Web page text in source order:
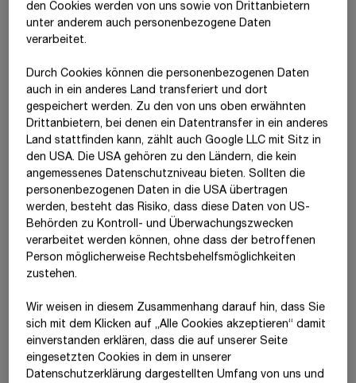
Trading StatementJänner–März 2026
Veröffentlichung
7:00 Uhr MESZ
Ordentliche Hauptversammlung 2026
Di, 2.6.2026
Nachweisstichtag Bestätigung des Anteilsbesitzes
Fr, 12.6.2026
Beginn10:00 UhrMESZ
Mi, 17.6.2026
Dividenden-Extag
Record Date
Di, 23.6.2026
Dividenden-Zahltag
den Cookies werden von uns sowie von Drittanbietern
unter anderem auch personenbezogene Daten
verarbeitet.
Durch Cookies können die personenbezogenen Daten
auch in ein anderes Land transferiert und dort
gespeichert werden. Zu den von uns oben erwähnten
Drittanbietern, bei denen ein Datentransfer in ein anderes
Land stattfinden kann, zählt auch Google LLC mit Sitz in
den USA. Die USA gehören zu den Ländern, die kein
angemessenes Datenschutzniveau bieten. Sollten die
personenbezogenen Daten in die USA übertragen
werden, besteht das Risiko, dass diese Daten von US-
Behörden zu Kontroll- und Überwachungszwecken
verarbeitet werden können, ohne dass der betroffenen
Person möglicherweise Rechtsbehelfsmöglichkeiten
zustehen.
Wir weisen in diesem Zusammenhang darauf hin, dass Sie
sich mit dem Klicken auf „Alle Cookies akzeptieren“ damit
ein­ver­standen erklären, dass die auf unserer Seite
eingesetzten Cookies in dem in unserer
Datenschutzerklärung dargestellten Umfang von uns und